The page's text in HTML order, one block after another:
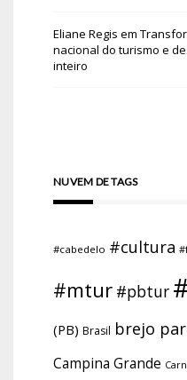
Eliane Regis em
nacional do turismo e
inteiro
NUVEM DE TAGS
#cabedelo #cultura
#mtur #pbtur
(PB) Brasil brejo
Campina Grande